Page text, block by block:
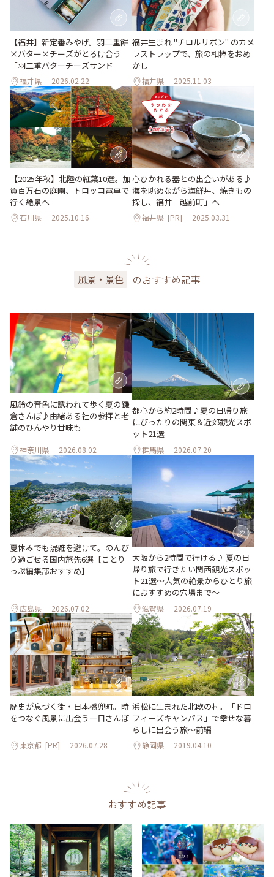
【福井】新定番みやげ。羽二重餅
×バター×チーズがとろけ合う
「羽二重バターチーズサンド」
福井県 2026.02.22
福井生まれ "チロルリボン" のカメ
ラストラップで、旅の相棒をおめ
かし
福井県 2025.11.03
【2025年秋】北陸の紅葉10選。加
賀百万石の庭園、トロッコ電車で
行く絶景へ
石川県 2025.10.16
心ひかれる器との出会いがある♪
海を眺めながら海鮮丼、焼きもの
探し、福井「越前町」へ
福井県 [PR] 2025.03.31
風景・景色 のおすすめ記事
風鈴の音色に誘われて歩く夏の鎌
倉さんぽ♪由緒ある社の参拝と老
舗のひんやり甘味も
神奈川県 2026.08.02
都心から約2時間♪夏の日帰り旅
にぴったりの関東＆近郊観光スポ
ット21選
群馬県 2026.07.20
夏休みでも混雑を避けて。のんび
り過ごせる国内旅先6選【ことり
っぷ編集部おすすめ】
広島県 2026.07.02
大阪から2時間で行ける♪ 夏の日
帰り旅で行きたい関西観光スポッ
ト21選～人気の絶景からひとり旅
におすすめの穴場まで～
滋賀県 2026.07.19
歴史が息づく街・日本橋兜町。時
をつなぐ風景に出会う一日さんぽ
東京都 [PR] 2026.07.28
浜松に生まれた北欧の村。「ドロ
フィーズキャンパス」で幸せな暮
らしに出会う旅～前編
静岡県 2019.04.10
おすすめ記事